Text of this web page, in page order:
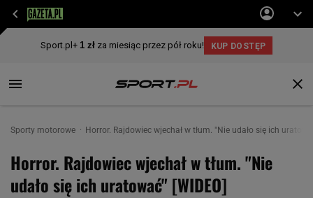
Sporty motorowe Horror. Rajdowiec wjechał w tłum. "Nie udało się ich
Horror. Rajdowiec wjechał w tłum. "Nie
udało się ich uratować" [WIDEO]